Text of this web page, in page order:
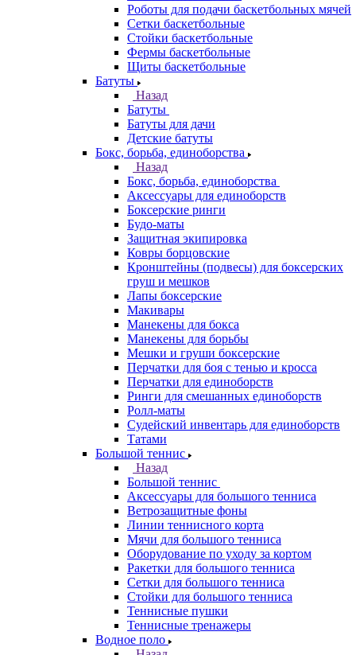
Роботы для подачи баскетбольных мячей
Сетки баскетбольные
Стойки баскетбольные
Фермы баскетбольные
Щиты баскетбольные
Батуты
Назад
Батуты
Батуты для дачи
Детские батуты
Бокс, борьба, единоборства
Назад
Бокс, борьба, единоборства
Аксессуары для единоборств
Боксерские ринги
Будо-маты
Защитная экипировка
Ковры борцовские
Кронштейны (подвесы) для боксерских
груш и мешков
Лапы боксерские
Макивары
Манекены для бокса
Манекены для борьбы
Мешки и груши боксерские
Перчатки для боя с тенью и кросса
Перчатки для единоборств
Ринги для смешанных единоборств
Ролл-маты
Судейский инвентарь для единоборств
Татами
Большой теннис
Назад
Большой теннис
Аксессуары для большого тенниса
Ветрозащитные фоны
Линии теннисного корта
Мячи для большого тенниса
Оборудование по уходу за кортом
Ракетки для большого тенниса
Сетки для большого тенниса
Стойки для большого тенниса
Теннисные пушки
Теннисные тренажеры
Водное поло